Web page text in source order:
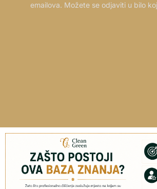
emailova. Možete se odjaviti u bilo